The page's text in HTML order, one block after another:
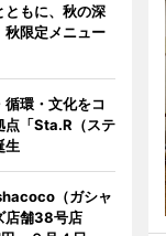
ともに、秋の深
秋限定メニュー
環・文化をコ
点「Sta.R（ステ
生
（ガシャ
店舗38号店